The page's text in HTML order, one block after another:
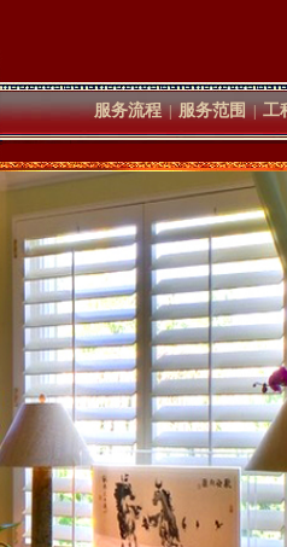
服务流程|服务范围|工